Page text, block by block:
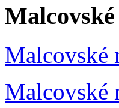
Malcovské